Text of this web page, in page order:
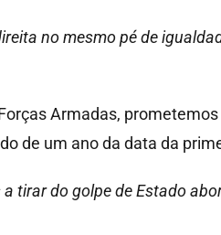
no mesmo pé de
Armadas,
de um ano da data da
a tirar do golpe de Estado